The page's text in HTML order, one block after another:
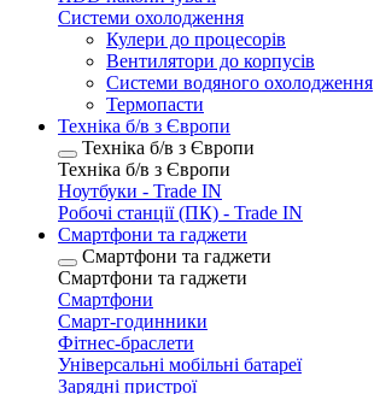
Системи охолодження
Кулери до процесорів
Вентилятори до корпусів
Системи водяного охолодження
Термопасти
Техніка б/в з Європи
Техніка б/в з Європи
Техніка б/в з Європи
Ноутбуки - Trade IN
Робочі станції (ПК) - Trade IN
Смартфони та гаджети
Смартфони та гаджети
Смартфони та гаджети
Смартфони
Смарт-годинники
Фітнес-браслети
Універсальні мобільні батареї
Зарядні пристрої